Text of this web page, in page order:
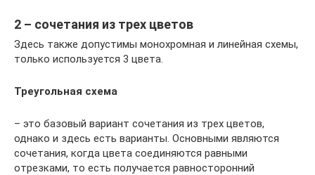
2 – сочетания из трех цветов
Здесь также допустимы монохромная и линейная схемы,
только используется 3 цвета.
Треугольная схема
– это базовый вариант сочетания из трех цветов,
однако и здесь есть варианты. Основными являются
сочетания, когда цвета соединяются равными
отрезками, то есть получается равносторонний